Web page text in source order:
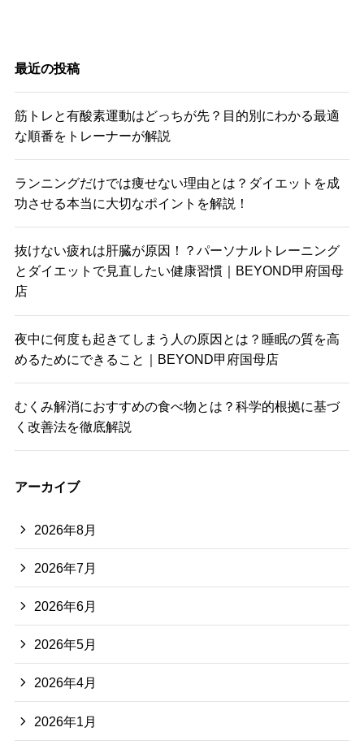
最近の投稿
筋トレと有酸素運動はどっちが先？目的別にわかる最適
な順番をトレーナーが解説
ランニングだけでは痩せない理由とは？ダイエットを成
功させる本当に大切なポイントを解説！
抜けない疲れは肝臓が原因！？パーソナルトレーニング
とダイエットで見直したい健康習慣｜BEYOND甲府国母
店
夜中に何度も起きてしまう人の原因とは？睡眠の質を高
めるためにできること｜BEYOND甲府国母店
むくみ解消におすすめの食べ物とは？科学的根拠に基づ
く改善法を徹底解説
アーカイブ
2026年8月
2026年7月
2026年6月
2026年5月
2026年4月
2026年1月